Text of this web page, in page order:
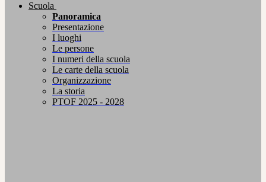
Scuola
Panoramica
Presentazione
I luoghi
Le persone
I numeri della scuola
Le carte della scuola
Organizzazione
La storia
PTOF 2025 - 2028